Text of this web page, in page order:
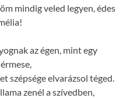
mindig veled legyen, édes
az égen, mint egy
szépsége elvarázsol téged.
zenél a szívedben,